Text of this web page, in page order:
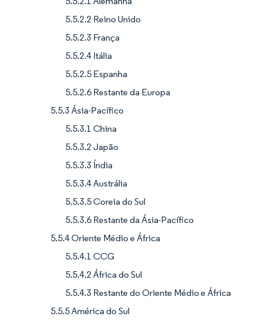
5.5.2.2 Reino Unido
5.5.2.3 França
5.5.2.4 Itália
5.5.2.5 Espanha
5.5.2.6 Restante da Europa
5.5.3 Ásia-Pacífico
5.5.3.1 China
5.5.3.2 Japão
5.5.3.3 Índia
5.5.3.4 Austrália
5.5.3.5 Coreia do Sul
5.5.3.6 Restante da Ásia-Pacífico
5.5.4 Oriente Médio e África
5.5.4.1 CCG
5.5.4.2 África do Sul
5.5.4.3 Restante do Oriente Médio e África
5.5.5 América do Sul